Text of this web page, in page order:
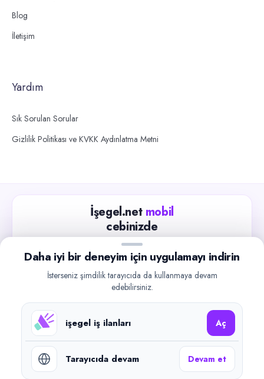
Blog
İletişim
Yardım
Sık Sorulan Sorular
Gizlilik Politikası ve KVKK Aydınlatma Metni
İşegel.net mobil
cebinizde
Güncel iş ilanlarını takip edin, işverenlerle hızlıca
iletişime geçin.
Google Play
©2026işegel.net. Tüm hakları saklıdır.
Daha iyi bir deneyim için uygulamayı indirin
İsterseniz şimdilik tarayıcıda da kullanmaya devam
edebilirsiniz.
işegel iş ilanları Aç
Tarayıcıda devam Devam et